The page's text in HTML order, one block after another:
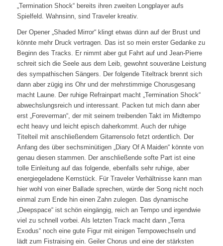
„Termination Shock“ bereits ihren zweiten Longplayer aufs
Spielfeld. Wahnsinn, sind Traveler kreativ.
Der Opener „Shaded Mirror“ klingt etwas dünn auf der Brust und
könnte mehr Druck vertragen. Das ist so mein erster Gedanke zu
Beginn des Tracks. Er nimmt aber gut Fahrt auf und Jean-Pierre
schreit sich die Seele aus dem Leib, gewohnt souveräne Leistung
des sympathischen Sängers. Der folgende Titeltrack brennt sich
dann aber zügig ins Ohr und der mehrstimmige Chorusgesang
macht Laune. Der ruhige Refrainpart macht „Termination Shock“
abwechslungsreich und interessant. Packen tut mich dann aber
erst „Foreverman“, der mit seinem treibenden Takt im Midtempo
echt heavy und leicht episch daherkommt. Auch der ruhige
Titelteil mit anschließendem Gitarrensolo fetzt ordentlich. Der
Anfang des über sechsminütigen „Diary Of A Maiden“ könnte von
genau diesen stammen. Der anschließende softe Part ist eine
tolle Einleitung auf das folgende, ebenfalls sehr ruhige, aber
energiegeladene Kernstück. Für Traveler Verhältnisse kann man
hier wohl von einer Ballade sprechen, würde der Song nicht noch
einmal zum Ende hin einen Zahn zulegen. Das dynamische
„Deepspace“ ist schön eingängig, reich an Tempo und irgendwie
viel zu schnell vorbei. Als letzten Track macht dann „Terra
Exodus“ noch eine gute Figur mit einigen Tempowechseln und
lädt zum Fistraising ein. Geiler Chorus und eine der stärksten